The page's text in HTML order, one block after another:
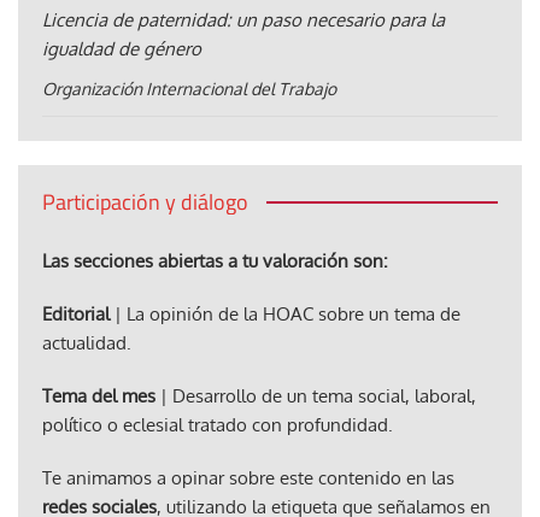
Licencia de paternidad: un paso necesario para la
igualdad de género
Organización Internacional del Trabajo
Participación y diálogo
Las secciones abiertas a tu valoración son:
Editorial| La opinión de la HOAC sobre un tema de
actualidad.
Tema del mes | Desarrollo de un tema social, laboral,
político o eclesial tratado con profundidad.
Te animamos a opinar sobre este contenido en las
redes sociales, utilizando la etiqueta que señalamos en